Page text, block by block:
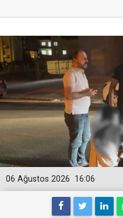
16:06
06 Ağustos 2026